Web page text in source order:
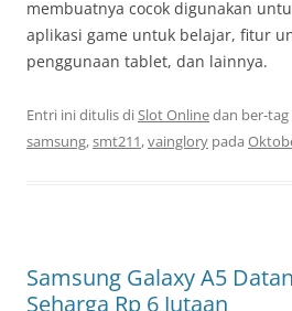
membuatnya cocok digunakan
aplikasi game untuk belajar, fitur
penggunaan tablet, dan lainnya.
Entri ini ditulis diSlot Onlinedan ber-tag
samsung,smt211,vainglory pada
Samsung Galaxy A5
Seharga Rp 6 Jutaan